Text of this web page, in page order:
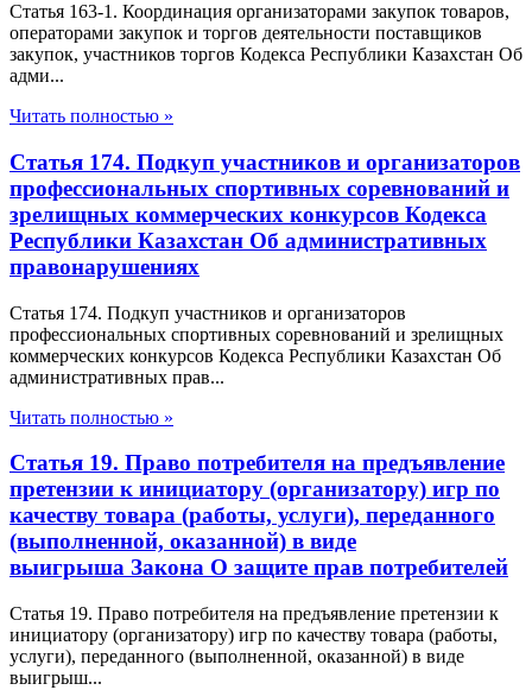
Статья 163-1. Координация организаторами закупок товаров,
операторами закупок и торгов деятельности поставщиков
закупок, участников торгов Кодекса Республики Казахстан Об
адми...
Читать полностью »
Статья 174. Подкуп участников и организаторов
профессиональных спортивных соревнований и
зрелищных коммерческих конкурсов Кодекса
Республики Казахстан Об административных
правонарушениях
Статья 174. Подкуп участников и организаторов
профессиональных спортивных соревнований и зрелищных
коммерческих конкурсов Кодекса Республики Казахстан Об
административных прав...
Читать полностью »
Статья 19. Право потребителя на предъявление
претензии к инициатору (организатору) игр по
качеству товара (работы, услуги), переданного
(выполненной, оказанной) в виде
выигрыша Закона О защите прав потребителей
Статья 19. Право потребителя на предъявление претензии к
инициатору (организатору) игр по качеству товара (работы,
услуги), переданного (выполненной, оказанной) в виде
выигрыш...